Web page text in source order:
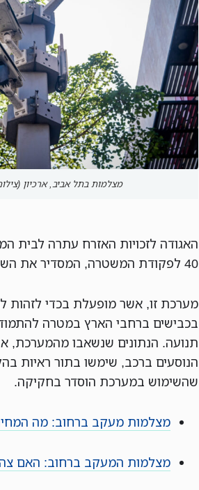
מצלמות בתל אביב, ארכיון
האגודה לזכויות האזרח עתרה לבית
40 לפקודת המשטרה, המסדיר את השימוש במערכת עין הנץ.
מערכת זו, אשר מופעלת בכדי לזהות
בכבישים ברחבי הארץ במטרה
תנועה. הנתונים שנשאבו מהמערכת,
הנוסעים ברכב, שימשו בתור ראיות
שהשימוש במערכת הוסדר בחקיקה.
מצלמות מעקב ברחוב: מה
מצלמות המעקב ברחוב: האם